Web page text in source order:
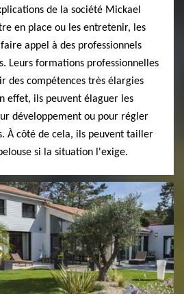
de la société Mickael
en place ou les entretenir, les
appel à des professionnels
Leurs formations professionnelles
des compétences très élargies
effet, ils peuvent élaguer les
développement ou pour régler
À côté de cela, ils peuvent tailler
si la situation l'exige.